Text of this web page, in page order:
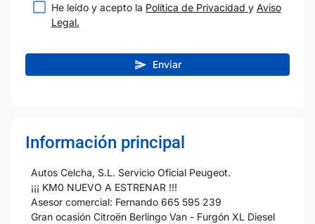
He leído y acepto la Política de Privacidad y Aviso
Legal.
Enviar
Información principal
Autos Celcha, S.L. Servicio Oficial Peugeot.
¡¡¡ KM0 NUEVO A ESTRENAR !!!
Asesor comercial: Fernando 665 595 239
Gran ocasión Citroën Berlingo Van - Furgón XL Diesel